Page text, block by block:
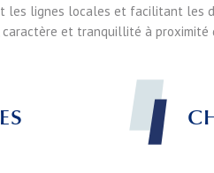
les lignes locales et facilitant les
et tranquillité à proximité